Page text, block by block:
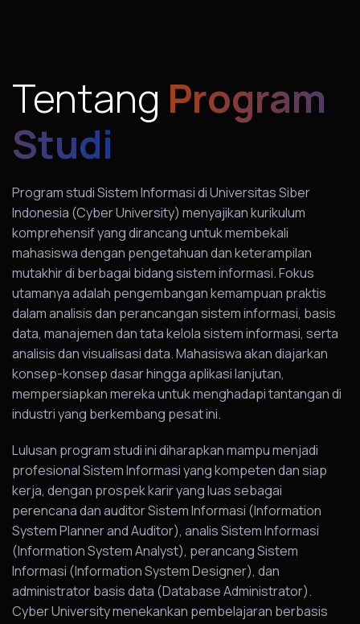
Tentang Program
Studi
Program studi Sistem Informasi di Universitas Siber
Indonesia (Cyber University) menyajikan kurikulum
komprehensif yang dirancang untuk membekali
mahasiswa dengan pengetahuan dan keterampilan
mutakhir di berbagai bidang sistem informasi. Fokus
utamanya adalah pengembangan kemampuan praktis
dalam analisis dan perancangan sistem informasi, basis
data, manajemen dan tata kelola sistem informasi, serta
analisis dan visualisasi data. Mahasiswa akan diajarkan
konsep-konsep dasar hingga aplikasi lanjutan,
mempersiapkan mereka untuk menghadapi tantangan di
industri yang berkembang pesat ini.
Lulusan program studi ini diharapkan mampu menjadi
profesional Sistem Informasi yang kompeten dan siap
kerja, dengan prospek karir yang luas sebagai
perencana dan auditor Sistem Informasi (Information
System Planner and Auditor), analis Sistem Informasi
(Information System Analyst), perancang Sistem
Informasi (Information System Designer), dan
administrator basis data (Database Administrator).
Cyber University menekankan pembelajaran berbasis